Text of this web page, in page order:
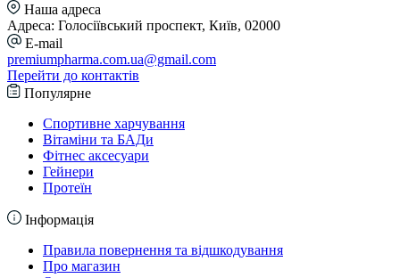
Наша адреса
Адреса: Голосіївський проспект, Київ, 02000
E-mail
premiumpharma.com.ua@gmail.com
Перейти до контактів
Популярне
Спортивне харчування
Вітаміни та БАДи
Фітнес аксесуари
Гейнери
Протеїн
Інформація
Правила повернення та відшкодування
Про магазин